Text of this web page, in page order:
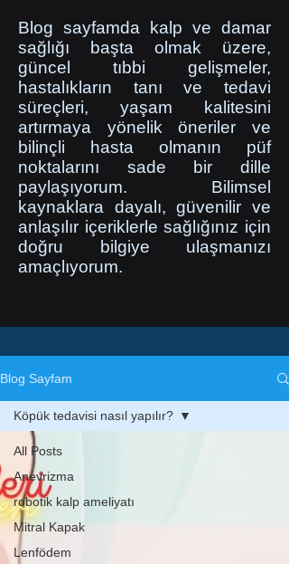
Blog sayfamda kalp ve damar
sağlığı başta olmak üzere,
güncel tıbbi gelişmeler,
hastalıkların tanı ve tedavi
süreçleri, yaşam kalitesini
artırmaya yönelik öneriler ve
bilinçli hasta olmanın püf
noktalarını sade bir dille
paylaşıyorum. Bilimsel
kaynaklara dayalı, güvenilir ve
anlaşılır içeriklerle sağlığınız için
doğru bilgiye ulaşmanızı
amaçlıyorum.
Blog Sayfam
All Posts
Anevrizma
robotik kalp ameliyatı
Mitral Kapak
Lenfödem
Köpük tedavisi nasıl yapılır?